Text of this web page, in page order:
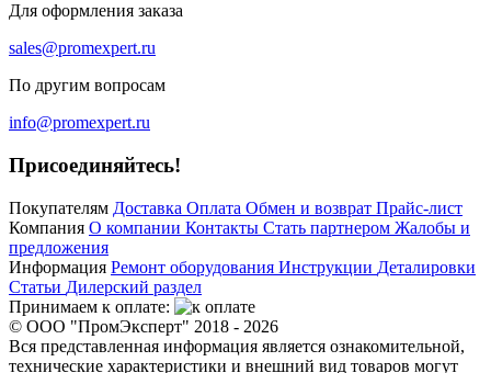
Для оформления заказа
sales@promexpert.ru
По другим вопросам
info@promexpert.ru
Присоединяйтесь!
Покупателям Доставка Оплата Обмен и возврат Прайс-лист
Компания О компании Контакты Стать партнером Жалобы и
предложения
Информация Ремонт оборудования Инструкции Деталировки
Статьи Дилерский раздел
Принимаем к оплате:
© ООО "ПромЭксперт" 2018 - 2026
Вся представленная информация является ознакомительной,
технические характеристики и внешний вид товаров могут